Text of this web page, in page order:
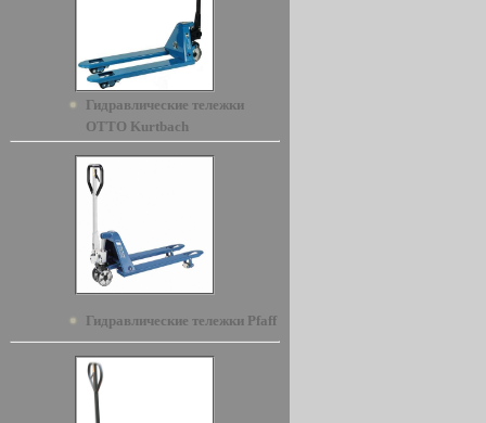
Гидравлические тележки
OTTO Kurtbach
Гидравлические тележки Pfaff